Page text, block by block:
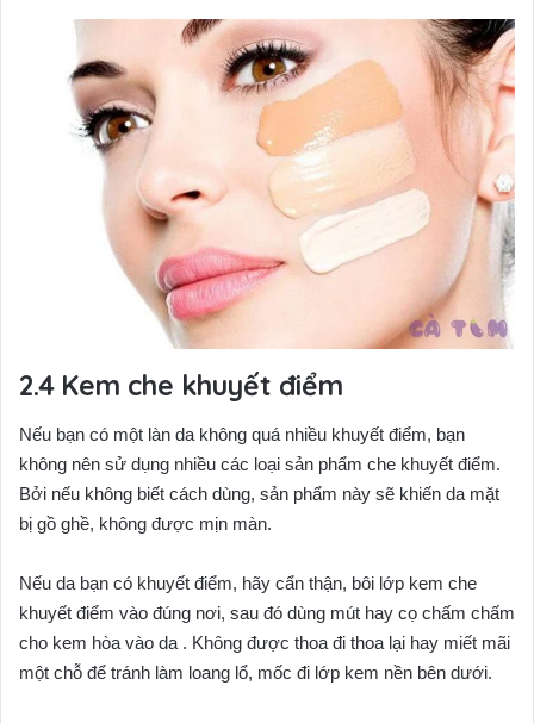
Kem che khuyết điểm
Nếu bạn có một làn da không quá nhiều khuyết điểm, bạn
không nên sử dụng nhiều các loại sản phẩm che khuyết điểm.
Bởi nếu không biết cách dùng, sản phẩm này sẽ khiến da mặt
bị gồ ghề, không được mịn màn.
Nếu da bạn có khuyết điểm, hãy cẩn thận, bôi lớp kem che
khuyết điểm vào đúng nơi, sau đó dùng mút hay cọ chấm chấm
cho kem hòa vào da . Không được thoa đi thoa lại hay miết mãi
một chỗ để tránh làm loang lổ, mốc đi lớp kem nền bên dưới.